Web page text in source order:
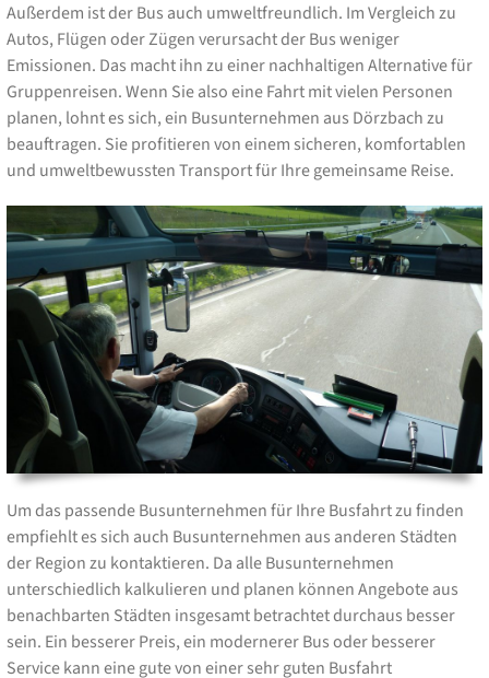
Außerdem ist der Bus auch umweltfreundlich. Im Vergleich zu
Autos, Flügen oder Zügen verursacht der Bus weniger
Emissionen. Das macht ihn zu einer nachhaltigen Alternative für
Gruppenreisen. Wenn Sie also eine Fahrt mit vielen Personen
planen, lohnt es sich, ein Busunternehmen aus Dörzbach zu
beauftragen. Sie profitieren von einem sicheren, komfortablen
und umweltbewussten Transport für Ihre gemeinsame Reise.
Um das passende Busunternehmen für Ihre Busfahrt zu finden
empfiehlt es sich auch Busunternehmen aus anderen Städten
der Region zu kontaktieren. Da alle Busunternehmen
unterschiedlich kalkulieren und planen können Angebote aus
benachbarten Städten insgesamt betrachtet durchaus besser
sein. Ein besserer Preis, ein modernerer Bus oder besserer
Service kann eine gute von einer sehr guten Busfahrt